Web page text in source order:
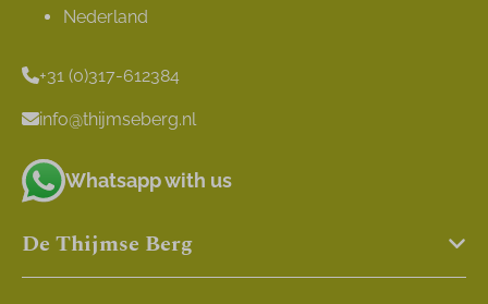
Nederland
+31 (0)317-612384
info@thijmseberg.nl
Whatsapp with us
De Thijmse Berg